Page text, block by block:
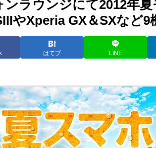
ンラウンジにて2012年
やXperia GX＆SXなど9
はてブ LINE